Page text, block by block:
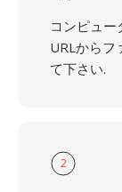
コンピュー
URLからフ
て下さい.
2